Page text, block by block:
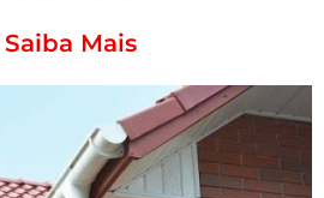
Saiba Mais